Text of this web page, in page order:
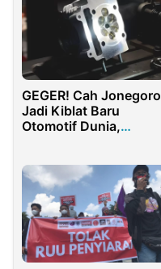
GEGER! Cah Jonegoro
Jadi Kiblat Baru
Otomotif Dunia,